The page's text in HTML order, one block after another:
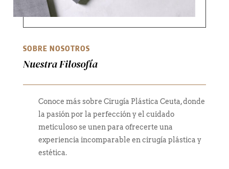
SOBRE NOSOTROS
Nuestra Filosofía
Conoce más sobre Cirugía Plástica Ceuta, donde
la pasión por la perfección y el cuidado
meticuloso se unen para ofrecerte una
experiencia incomparable en cirugía plástica y
estética.